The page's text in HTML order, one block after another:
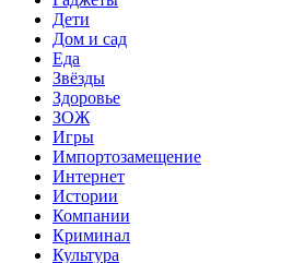
Дети
Дом и сад
Еда
Звёзды
Здоровье
ЗОЖ
Игры
Импортозамещение
Интернет
Истории
Компании
Криминал
Культура